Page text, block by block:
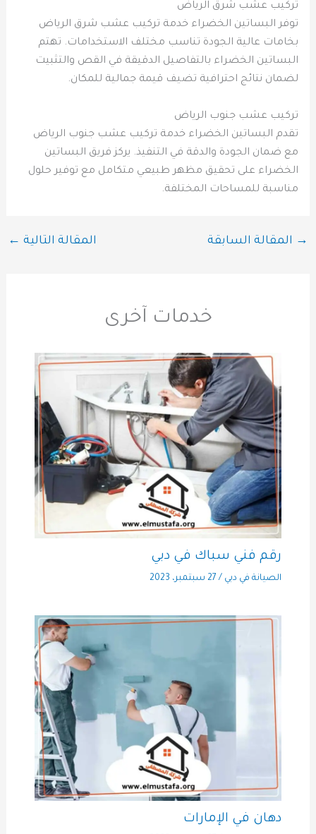
تركيب عشب شرق الرياض
توفر البساتين الخضراء خدمة تركيب عشب شرق الرياض
بخامات عالية الجودة تناسب مختلف الاستخدامات. تهتم
البساتين الخضراء بالتفاصيل الدقيقة في القص والتثبيت
لضمان نتائج احترافية تضيف قيمة جمالية للمكان.
تركيب عشب جنوب الرياض
تقدم البساتين الخضراء خدمة تركيب عشب جنوب الرياض
مع ضمان الجودة والدقة في التنفيذ. يركز فريق البساتين
الخضراء على تحقيق مظهر طبيعي متكامل مع توفير حلول
مناسبة للمساحات المختلفة.
→ المقالة السابقة المقالة التالية ←
خدمات آخرى
رقم فني سباك في دبي
الصيانة في دبي / 27 سبتمبر، 2023
دهان في الإمارات